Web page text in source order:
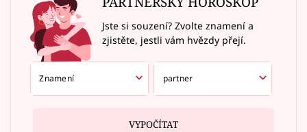
Jste si souzení? Zvolte znamení a
zjistěte, jestli vám hvězdy přejí.
VYPOČÍTAT